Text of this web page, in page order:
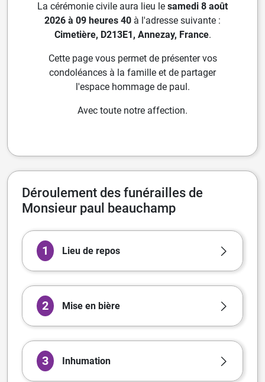
La cérémonie civile aura lieu le samedi 8 août
2026 à 09 heures 40 à l'adresse suivante :
Cimetière, D213E1, Annezay, France.
Cette page vous permet de présenter vos
condoléances à la famille et de partager
l'espace hommage de paul.
Avec toute notre affection.
Déroulement des funérailles de
Monsieur paul beauchamp
1 Lieu de repos
2 Mise en bière
3 Inhumation